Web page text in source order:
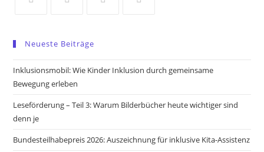
a
new
tab
new
tab
a
new
new
Neueste Beiträge
Inklusionsmobil: Wie Kinder Inklusion durch gemeinsame
Bewegung erleben
Leseförderung – Teil 3: Warum Bilderbücher heute wichtiger sind
denn je
Bundesteilhabepreis 2026: Auszeichnung für inklusive Kita-Assistenz